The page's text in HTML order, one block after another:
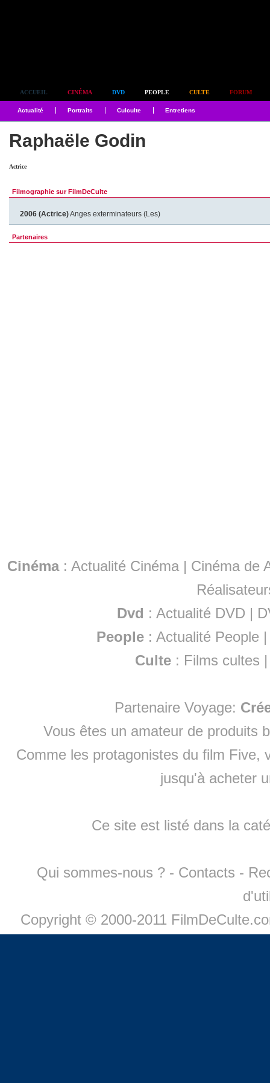
ACCUEIL CINÉMA DVD PEOPLE CULTE FORUM
Actualité Portraits Culculte Entretiens
Raphaële Godin
Actrice
Filmographie sur FilmDeCulte
2006 (Actrice)Anges exterminateurs (Les)
Partenaires
Cinéma: Actualité Cinéma | Cinéma de
Dvd : Actualité DVD |
People :Actualité People
Culte : Films cultes
Partenaire Voyage:
Vous êtes un amateur de produits
Comme les protagonistes du film Five,
jusqu'à acheter
Ce site est listé dans la
Qui sommes-nous ? - Contacts -
Copyright © 2000-2011